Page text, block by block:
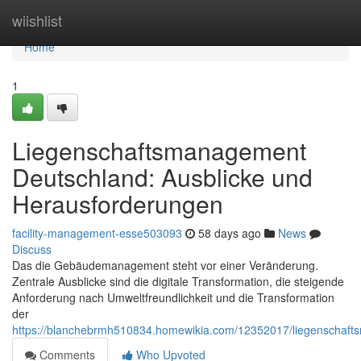
wiishlist
Home
Home
1
Liegenschaftsmanagement
Deutschland: Ausblicke und
Herausforderungen
facility-management-esse503093 58 days ago
News
Discuss
Das die Gebäudemanagement steht vor einer Veränderung.
Zentrale Ausblicke sind die digitale Transformation, die steigende
Anforderung nach Umweltfreundlichkeit und die Transformation
der
https://blanchebrmh510834.homewikia.com/12352017/
Comments
Who Upvoted